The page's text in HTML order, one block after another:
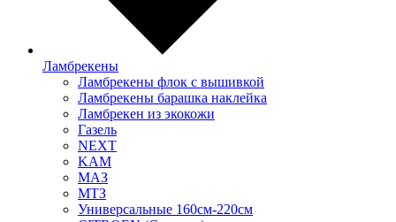
Ламбрекены
Ламбрекены флок с вышивкой
Ламбрекены барашка наклейка
Ламбрекен из экокожи
Газель
NEXT
KAM
МАЗ
МТЗ
Универсальные 160см-220см